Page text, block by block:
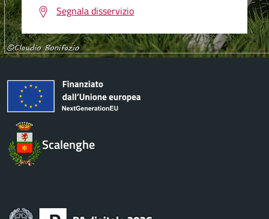
Segnala disservizio
Scalenghe